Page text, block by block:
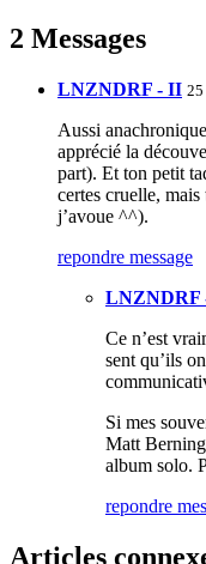
2 Messages
LNZNDRF - II
Aussi
apprécié la
part). Et ton petit
certes cruelle,
j’avoue ^^).
repondre message
LNZNDRF
Ce n’est
sent qu’ils
Si mes
Matt
album solo.
repondre
Articles